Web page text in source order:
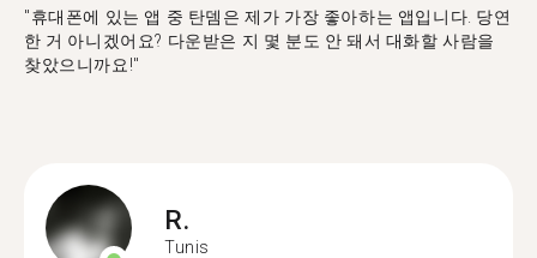
"휴대폰에 있는 앱 중 탄뎀은 제가 가장 좋아하는 앱입니다. 당연
한 거 아니겠어요? 다운받은 지 몇 분도 안 돼서 대화할 사람을
찾았으니까요!"
R.
Tunis